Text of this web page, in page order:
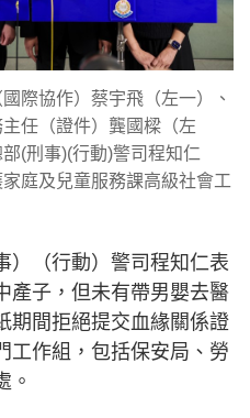
際協作）蔡宇飛（左一）、
任（證件）龔國樑（左
(刑事)(行動)警司程知仁
庭及兒童服務課高級社會工
）（行動）警司程知仁表
產子，但未有帶男嬰去醫
期間拒絕提交血緣關係證
工作組，包括保安局、勞
。